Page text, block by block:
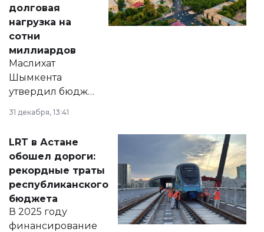
долговая
нагрузка на
сотни
миллиардов
Маслихат
Шымкента
утвердил бюджет
города на 2026–
2028 годы.
документ
появился в базе
нормативных
правовых актов и
на сайте маслихат
города.
31 декабря, 13:41
LRT в Астане
обошел дороги:
рекордные траты
республиканского
бюджета
В 2025 году
финансирование